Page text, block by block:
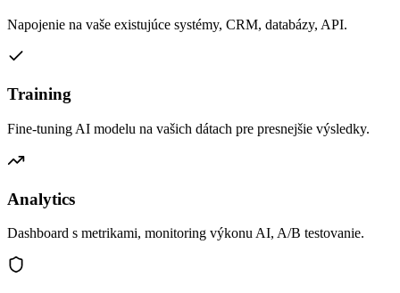
Napojenie na vaše existujúce systémy, CRM, databázy, API.
Training
Fine-tuning AI modelu na vašich dátach pre presnejšie výsledky.
Analytics
Dashboard s metrikami, monitoring výkonu AI, A/B testovanie.